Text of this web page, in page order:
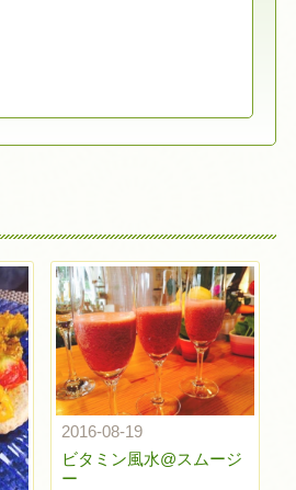
2016-08-19
ビタミン風水@スムージ
ー